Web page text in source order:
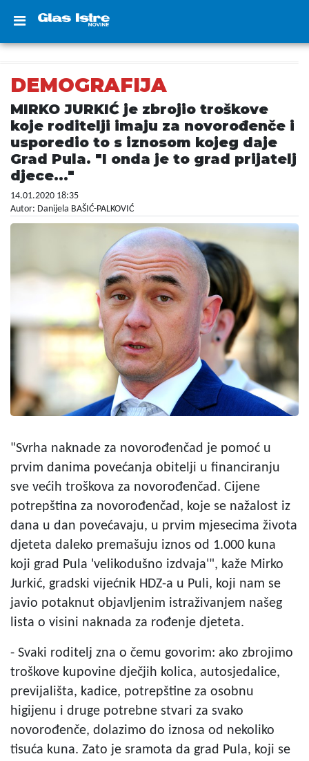
DEMOGRAFIJA
MIRKO JURKIĆ je zbrojio troškove
koje roditelji imaju za novorođenče i
usporedio to s iznosom kojeg daje
Grad Pula. "I onda je to grad prijatelj
djece..."
14.01.2020 18:35
Autor: Danijela BAŠIĆ-PALKOVIĆ
"Svrha naknade za novorođenčad je pomoć u
prvim danima povećanja obitelji u financiranju
sve većih troškova za novorođenčad. Cijene
potrepština za novorođenčad, koje se nažalost iz
dana u dan povećavaju, u prvim mjesecima života
djeteta daleko premašuju iznos od 1.000 kuna
koji grad Pula 'velikodušno izdvaja'", kaže Mirko
Jurkić, gradski vijećnik HDZ-a u Puli, koji nam se
javio potaknut objavljenim istraživanjem našeg
lista o visini naknada za rođenje djeteta.
- Svaki roditelj zna o čemu govorim: ako zbrojimo
troškove kupovine dječjih kolica, autosjedalice,
previjališta, kadice, potrepštine za osobnu
higijenu i druge potrebne stvari za svako
novorođenče, dolazimo do iznosa od nekoliko
tisuća kuna. Zato je sramota da grad Pula, koji se